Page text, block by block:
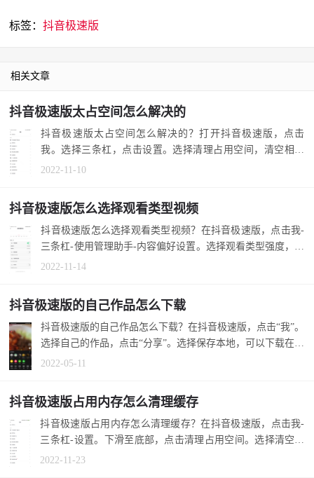
标签：抖音极速版
相关文章
抖音极速版太占空间怎么解决的
抖音极速版太占空间怎么解决的？打开抖音极速版，点击
我。选择三条杠，点击设置。选择清理占用空间，清空相关
文件，解决太占...
2022-11-10
抖音极速版怎么选择观看类型视频
抖音极速版怎么选择观看类型视频？在抖音极速版，点击我-
三条杠-使用管理助手-内容偏好设置。选择观看类型强度，可
以看到更多...
2022-11-14
抖音极速版的自己作品怎么下载
抖音极速版的自己作品怎么下载？在抖音极速版，点击“我”。
选择自己的作品，点击“分享”。选择保存本地，可以下载在手
机上。 ...
2022-05-11
抖音极速版占用内存怎么清理缓存
抖音极速版占用内存怎么清理缓存？在抖音极速版，点击我-
三条杠-设置。下滑至底部，点击清理占用空间。选择清空，
清理缓存。 ...
2022-11-23